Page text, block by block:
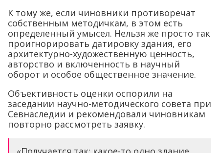
К тому же, если чиновники противоречат
собственным методичкам, в этом есть
определенный умысел. Нельзя же просто так
проигнорировать датировку здания, его
архитектурно-художественную ценность,
авторство и включенность в научный
оборот и особое общественное значение.
Объективность оценки оспорили на
заседании научно-методического совета при
Севнаследии и рекомендовали чиновникам
повторно рассмотреть заявку.